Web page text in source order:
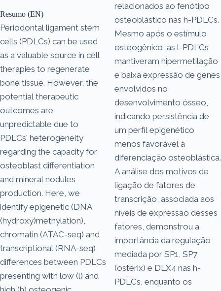
Resumo (EN)
Periodontal ligament stem
cells (PDLCs) can be used
as a valuable source in cell
therapies to regenerate
bone tissue. However, the
potential therapeutic
outcomes are
unpredictable due to
PDLCs' heterogeneity
regarding the capacity for
osteoblast differentiation
and mineral nodules
production. Here, we
identify epigenetic (DNA
(hydroxy)methylation),
chromatin (ATAC-seq) and
transcriptional (RNA-seq)
differences between PDLCs
presenting with low (l) and
relacionados ao fenótipo
osteoblástico nas h-PDLCs.
Mesmo após o estímulo
osteogênico, as l-PDLCs
mantiveram hipermetilação
e baixa expressão de genes
envolvidos no
desenvolvimento ósseo,
indicando persistência de
um perfil epigenético
menos favorável à
diferenciação osteoblástica.
A análise dos motivos de
ligação de fatores de
transcrição, associada aos
níveis de expressão desses
fatores, demonstrou a
importância da regulação
mediada por SP1, SP7
(osterix) e DLX4 nas h-
PDLCs, enquanto os